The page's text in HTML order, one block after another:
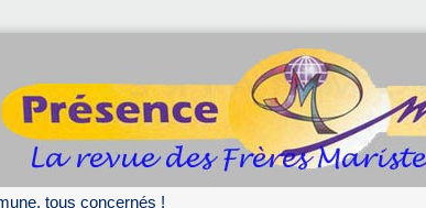
tous concernés !